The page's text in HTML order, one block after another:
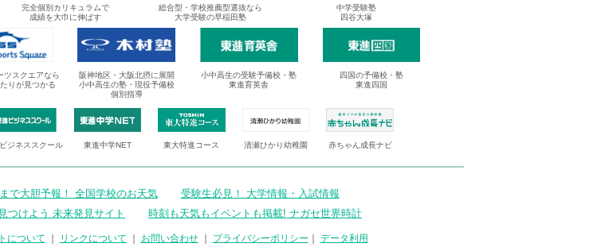
完全個別カリキュラムで
成績を大巾に伸ばす
総合型・学校推薦型選抜なら
大学受験の早稲田塾
中学受験塾
四谷大塚
ツスクエアなら
りが見つかる
阪神地区・大阪北摂に展開
小中高生の塾・現役予備校
個別指導
小中高生の受験予備校・塾
東進育英舎
四国の予備校・塾
東進四国
ジネススクール 東進中学NET 東大特進コース 清瀬ひかり幼稚園 赤ちゃん成長ナビ
で大胆予報！ 全国学校のお天気
受験生必見！ 大学情報・入試情報
つけよう 未来発見サイト 時刻も天気もイベントも掲載! ナガセ世界時計
について リンクについて お問い合わせ｜ プライバシーポリシー データ利用